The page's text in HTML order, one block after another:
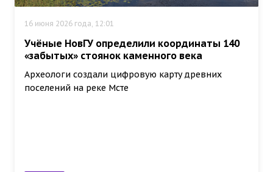
16 июня 2026 года, 12:01
Учёные НовГУ определили координаты 140
«забытых» стоянок каменного века
Археологи создали цифровую карту древних
поселений на реке Мсте